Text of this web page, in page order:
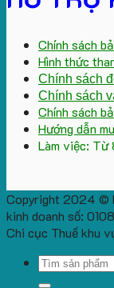
Chính sách
Hình thức
Chính sách
Chính sách
Chính sách
Hướng dẫn
Làm việc: Từ
Copyright 2024 ©
kinh doanh số:
Chi cục Thuế khu
Search